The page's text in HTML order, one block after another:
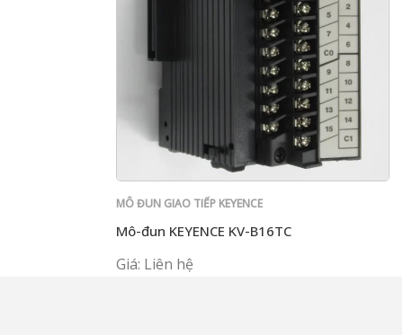
MÔ ĐUN GIAO TIẾP KEYENCE
Mô-đun KEYENCE KV-B16TC
Giá: Liên hệ